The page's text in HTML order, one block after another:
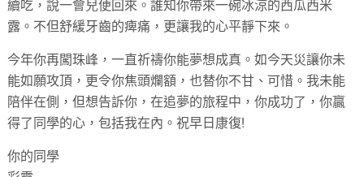
續吃，說一會兒便回來。誰知你帶來一碗冰涼的西瓜西米
露。不但舒緩牙齒的痺痛，更讓我的心平靜下來。
今年你再闖珠峰，一直祈禱你能夢想成真。如今天災讓你未
能如願攻頂，更令你焦頭爛額，也替你不甘、可惜。我未能
陪伴在側，但想告訴你，在追夢的旅程中，你成功了，你贏
得了同學的心，包括我在內。祝早日康復!
你的同學